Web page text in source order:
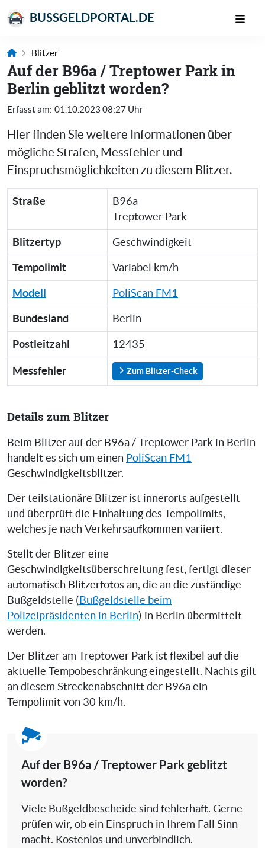
BUSSGELDPORTAL.DE
Blitzer
Auf der B96a / Treptower Park in
Berlin geblitzt worden?
Erfasst am: 01.10.2023 08:27 Uhr
Hier finden Sie weitere Informationen über
mögliche Strafen, Messfehler und
Einspruchsmöglichkeiten zu diesem Blitzer.
Straße
B96a
Treptower Park
Blitzertyp Geschwindigkeit
Tempolimit Variabel km/h
Modell PoliScan FM1
Bundesland Berlin
Postleitzahl 12435
Messfehler Zum Blitzer-Check
Details zum Blitzer
Beim Blitzer auf der B96a / Treptower Park in Berlin
handelt es sich um einen PoliScan FM1
Geschwindigkeitsblitzer.
Der teilstationäre Blitzer ist innerorts aufgestellt
und überprüft die Einhaltung des Tempolimits,
welches je nach Verkehrsaufkommen variiert.
Stellt der Blitzer eine
Geschwindigkeitsüberschreitung fest, fertigt dieser
automatisch Blitzerfotos an, die an die zuständige
Bußgeldstelle ( Bußgeldstelle beim
Polizeipräsidenten in Berlin) in Berlin übermittelt
werden.
Der Blitzer am Treptower Park ist flexibel auf die
aktuelle Tempobeschränkung eingestellt. Nachts gilt
an diesem Streckenabschnitt der B96a ein
Tempolimit von 30 km/h.
Auf der B96a / Treptower Park geblitzt
worden?
Viele Bußgeldbescheide sind fehlerhaft. Gerne
prüfen wir, ob ein Einspruch in Ihrem Fall Sinn
macht. Kostenlos und unverbindlich.